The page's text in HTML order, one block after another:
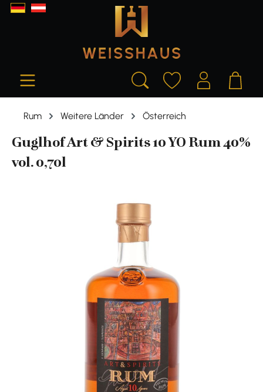
springen
Rum Weitere Länder Österreich
Guglhof Art & Spirits 10 YO Rum 40%
vol. 0,70l